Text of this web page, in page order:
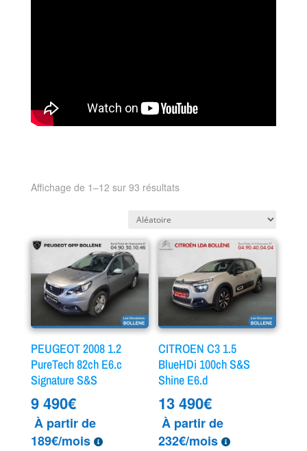
Affichage de 1–12 sur 93 résultats
PEUGEOT 2008 1.2
PureTech 82ch E6.c
Signature S&S
9 490€
À partir de
189€/mois
CITROEN C3 1.5
BlueHDi 100ch S&S
Shine E6.d
13 490€
À partir de
232€/mois